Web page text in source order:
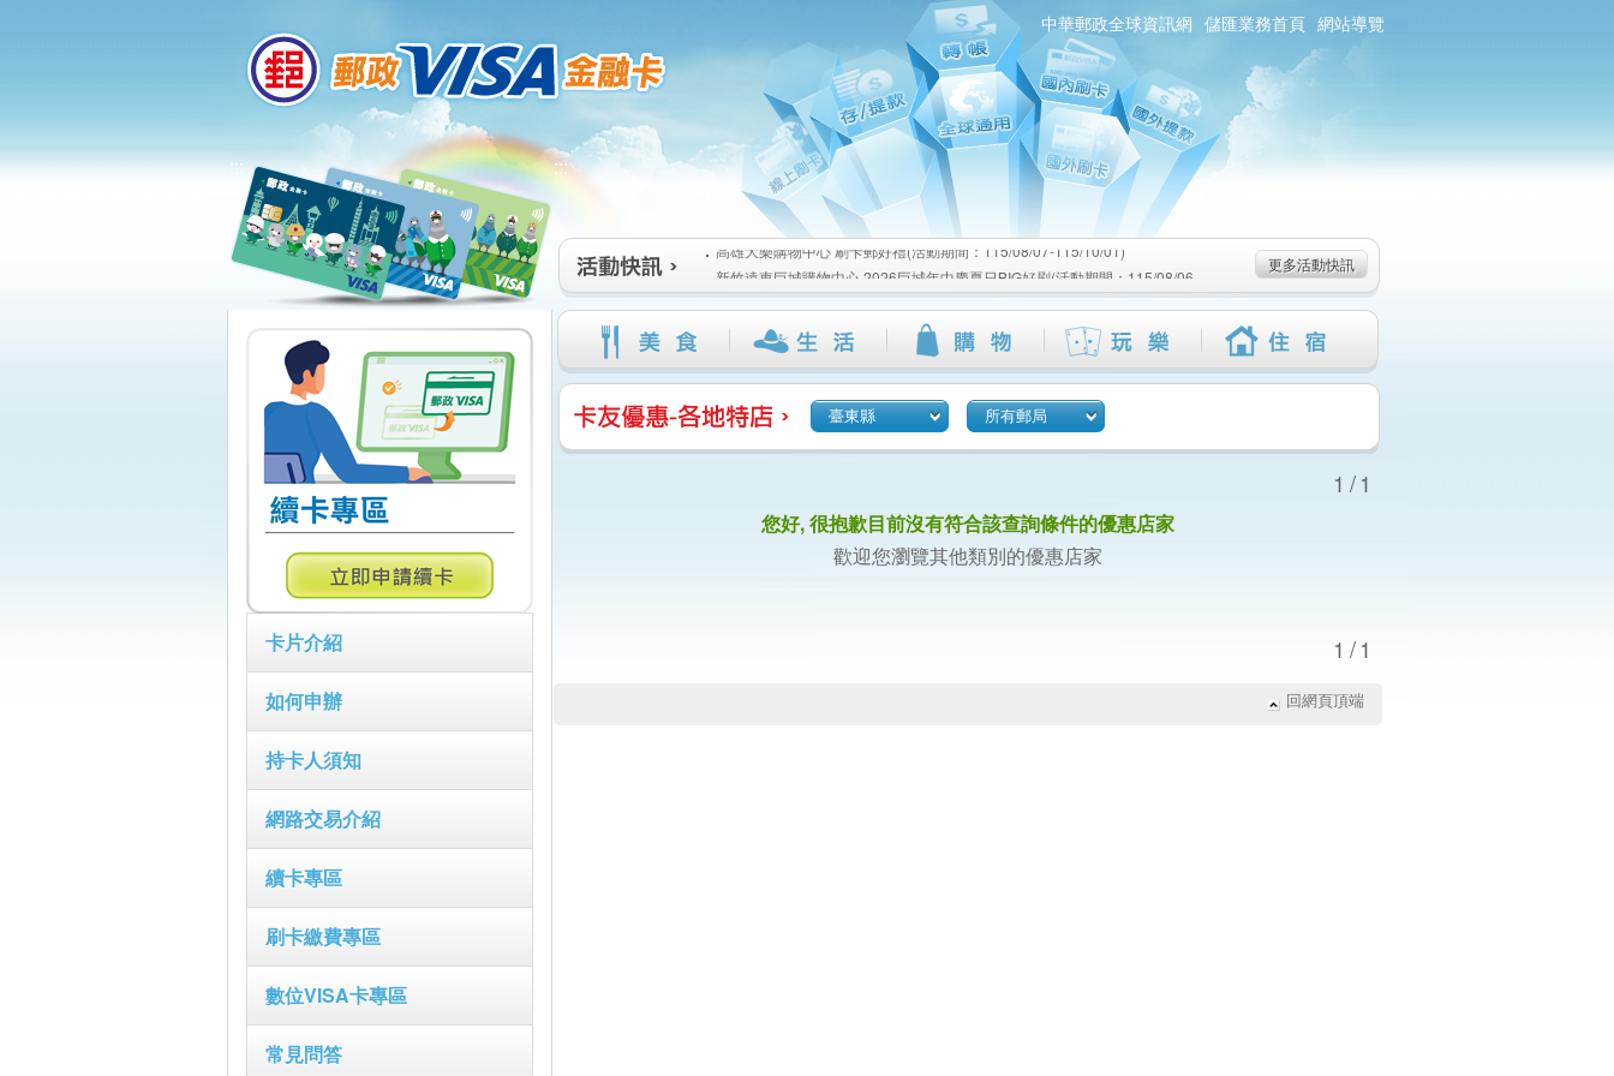
中華郵政全球資訊網 儲匯業務首頁 網站導覽
:::
卡片介紹
如何申辦
持卡人須知
網路交易介紹
續卡專區
刷卡繳費專區
數位VISA卡專區
常見問答
:::
高雄大樂購物中心 刷卡郵好禮(活動期間：115/08/07-115/10/01)
新竹遠東巨城購物中心 2026巨城年中慶夏日BIG好刷(活動期間：115/08/06-
115/08/26)
臺北三創生活 有點東西第2波 刷卡郵好禮(活動期間：115/08/06-115/09/02)
高雄大樂購物中心 刷卡郵好禮(活動期間：115/08/07-115/10/01)
新竹遠東巨城購物中心 2026巨城年中慶夏日BIG好刷(活動期間：115/08/06-
115/08/26)
臺北三創生活 有點東西第2波 刷卡郵好禮(活動期間：115/08/06-115/09/02)
更多活動快訊
臺東縣 所有郵局
1/1
您好, 很抱歉目前沒有符合該查詢條件的優惠店家
歡迎您瀏覽其他類別的優惠店家
1/1
回網頁頂端